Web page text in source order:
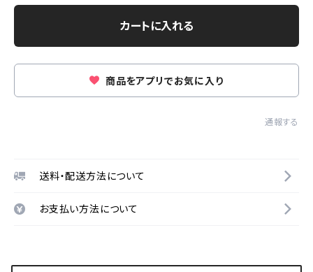
カートに入れる
商品をアプリでお気に入り
通報する
送料・配送方法について
お支払い方法について